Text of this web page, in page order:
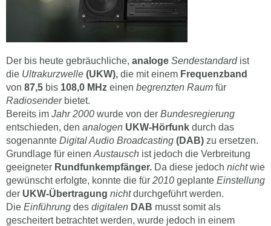
Der bis heute gebräuchliche, analoge Sendestandardist
die Ultrakurzwelle (UKW), die mit einem Frequenzband
von 87,5 bis 108,0 MHz einen begrenzten Raum für
Radiosenderbietet.
Bereits im Jahr 2000 wurde von der Bundesregierung
entschieden, den analogen UKW-Hörfunk durch das
sogenannte Digital Audio Broadcasting (DAB) zu ersetzen.
Grundlage für einen Austausch ist jedoch die Verbreitung
geeigneter Rundfunkempfänger. Da diese jedoch nichtwie
gewünscht erfolgte, konnte die für 2010 geplante Einstellung
der UKW-Übertragung nichtdurchgeführt werden.
Die Einführung des digitalen DAB musst somit als
gescheitert betrachtet werden, wurde jedoch in einem